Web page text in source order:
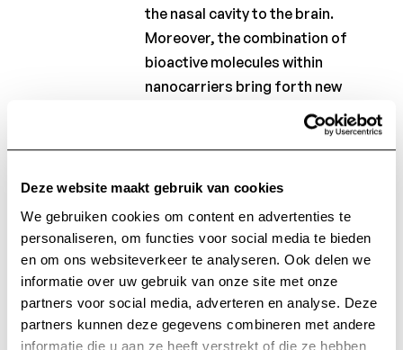
Deze website maakt gebruik van cookies
We gebruiken cookies om content en advertenties te
personaliseren, om functies voor social media te bieden
en om ons websiteverkeer te analyseren. Ook delen we
informatie over uw gebruik van onze site met onze
partners voor social media, adverteren en analyse. Deze
partners kunnen deze gegevens combineren met andere
informatie die u aan ze heeft verstrekt of die ze hebben
the nasal cavity to the brain.
Moreover, the combination of
bioactive molecules within
nanocarriers bring forth new
opportunities for MS therapies,
allowing and/or increasing their
review and discuss these
alternative administration routes
as well as the nanocarrier
approaches useful to deliver drugs
for MS.
Keywords: Blood-brain-barrier;